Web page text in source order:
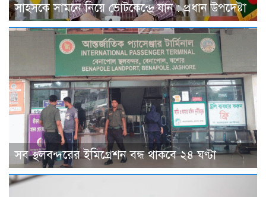
সাহসকে সামনে নিয়ে ভোটকেন্দ্রে যান : প্রধান উপদেষ্টা
সব স্থলবন্দরের ইমিগ্রেশন বন্ধ থাকবে ২৪ ঘণ্টা